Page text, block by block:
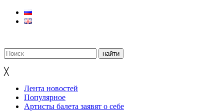
╳
Лента новостей
Популярное
Артисты балета заявят о себе